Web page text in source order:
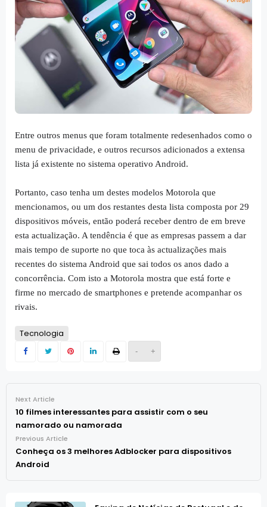
- +
Entre outros menus que foram totalmente redesenhados como o
menu de privacidade, e outros recursos adicionados a extensa
lista já existente no sistema operativo Android.
Portanto, caso tenha um destes modelos Motorola que
mencionamos, ou um dos restantes desta lista composta por 29
dispositivos móveis, então poderá receber dentro de em breve
esta actualização. A tendência é que as empresas passem a dar
mais tempo de suporte no que toca às actualizações mais
recentes do sistema Android que sai todos os anos dado a
concorrência. Com isto a Motorola mostra que está forte e
firme no mercado de smartphones e pretende acompanhar os
rivais.
Tecnologia
Next Article
10 filmes interessantes para assistir com o seu
namorado ou namorada
Previous Article
Conheça os 3 melhores Adblocker para dispositivos
Android